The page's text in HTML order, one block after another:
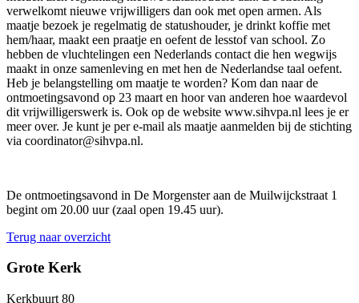
verwelkomt nieuwe vrijwilligers dan ook met open armen. Als
maatje bezoek je regelmatig de statushouder, je drinkt koffie met
hem/haar, maakt een praatje en oefent de lesstof van school. Zo
hebben de vluchtelingen een Nederlands contact die hen wegwijs
maakt in onze samenleving en met hen de Nederlandse taal oefent.
Heb je belangstelling om maatje te worden? Kom dan naar de
ontmoetingsavond op 23 maart en hoor van anderen hoe waardevol
dit vrijwilligerswerk is. Ook op de website www.sihvpa.nl lees je er
meer over. Je kunt je per e-mail als maatje aanmelden bij de stichting
via coordinator@sihvpa.nl.
De ontmoetingsavond in De Morgenster aan de Muilwijckstraat 1
begint om 20.00 uur (zaal open 19.45 uur).
Terug naar overzicht
Grote Kerk
Kerkbuurt 80